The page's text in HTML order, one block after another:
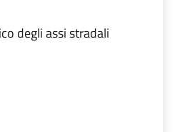
degli assi stradali